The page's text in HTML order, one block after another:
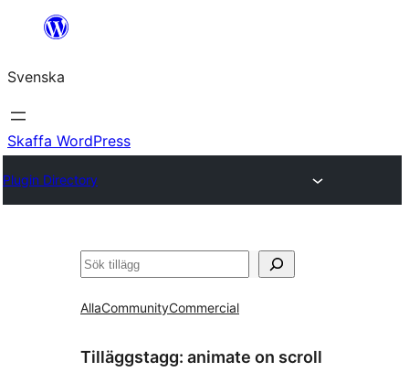
Hoppa
innehåll
Svenska
Skaffa WordPress
Plugin Directory
Sök
AllaCommunityCommercial
Tilläggstagg: animate on scroll